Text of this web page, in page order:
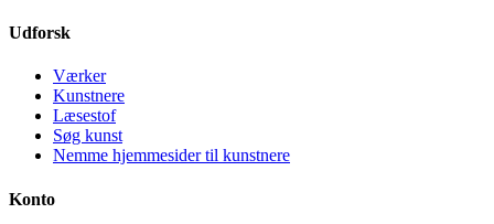
Udforsk
Værker
Kunstnere
Læsestof
Søg kunst
Nemme hjemmesider til kunstnere
Konto